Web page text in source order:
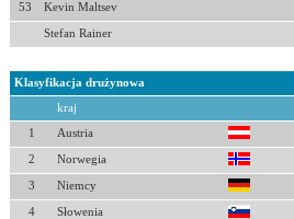
53 Kevin Maltsev
Stefan Rainer
Klasyfikacja drużynowa
kraj
1 Austria
2 Norwegia
3 Niemcy
4 Słowenia